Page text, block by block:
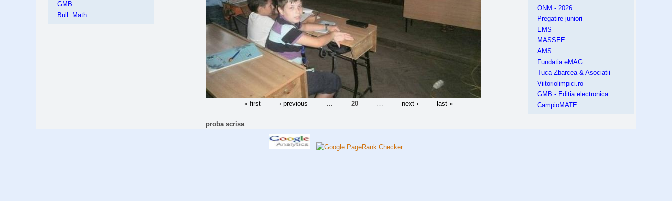
« first ‹ previous 20 next › last »
proba scrisa
GMB
Bull. Math.
ONM - 2026
Pregatire juniori
EMS
MASSEE
AMS
Fundatia eMAG
Tuca Zbarcea & Asociatii
Viitoriolimpici.ro
GMB - Editia electronica
CampioMATE